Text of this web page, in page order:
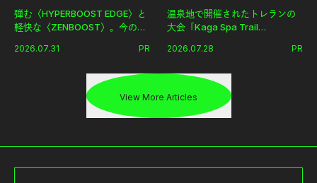
弾む〈HYPERBOOST EDGE〉と
軽快な〈ZENBOOST〉。今の時
出した新機軸。
2026.07.31 PR
温泉地で開催されたトレランの
大会「Kaga Spa Trail
戦を夢見るランナーたちの奮闘
2026.07.28 PR
View More Articles